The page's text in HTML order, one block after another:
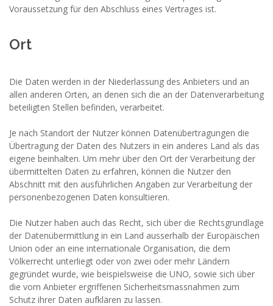
Voraussetzung für den Abschluss eines Vertrages ist.
Ort
Die Daten werden in der Niederlassung des Anbieters und an
allen anderen Orten, an denen sich die an der Datenverarbeitung
beteiligten Stellen befinden, verarbeitet.
Je nach Standort der Nutzer können Datenübertragungen die
Übertragung der Daten des Nutzers in ein anderes Land als das
eigene beinhalten. Um mehr über den Ort der Verarbeitung der
übermittelten Daten zu erfahren, können die Nutzer den
Abschnitt mit den ausführlichen Angaben zur Verarbeitung der
personenbezogenen Daten konsultieren.
Die Nutzer haben auch das Recht, sich über die Rechtsgrundlage
der Datenübermittlung in ein Land ausserhalb der Europäischen
Union oder an eine internationale Organisation, die dem
Völkerrecht unterliegt oder von zwei oder mehr Ländern
gegründet wurde, wie beispielsweise die UNO, sowie sich über
die vom Anbieter ergriffenen Sicherheitsmassnahmen zum
Schutz ihrer Daten aufklären zu lassen.